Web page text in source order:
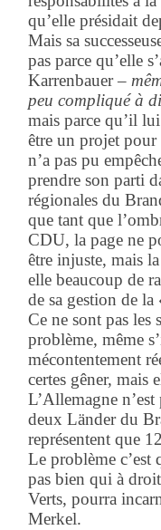
qu’elle présidait
Mais sa
pas parce qu’elle
Karrenbauer –
peu compliqué à
mais parce qu’il
être un projet
n’a pas pu
prendre son parti
régionales du
que tant que
CDU, la page ne
être injuste, mais
elle beaucoup de
de sa gestion de
Ce ne sont pas les
problème, même
mécontentement
certes gêner, mais
L’Allemagne
deux Länder du
représentent que
Le problème
pas bien qui à
Verts, pourra
Merkel.